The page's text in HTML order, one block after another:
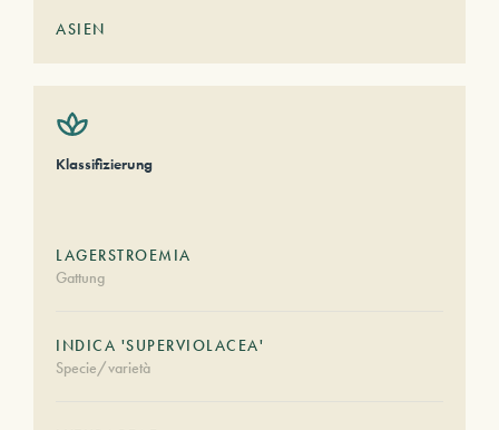
ASIEN
Klassifizierung
LAGERSTROEMIA
Gattung
INDICA 'SUPERVIOLACEA'
Specie/varietà